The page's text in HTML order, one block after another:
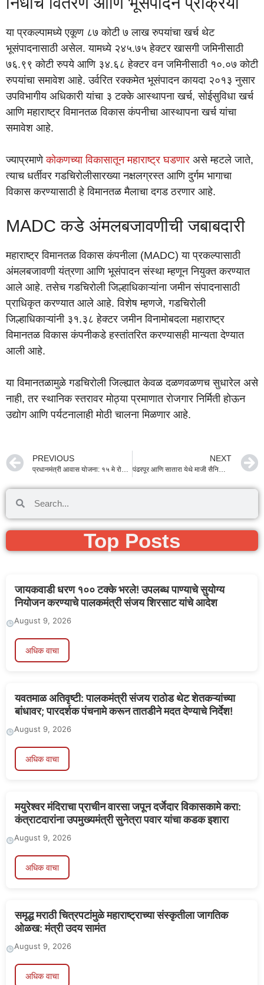
या प्रकल्पामध्ये एकूण ८७ कोटी ७ लाख रुपयांचा खर्च थेट
भूसंपादनासाठी असेल. यामध्ये २४५.७५ हेक्टर खासगी जमिनीसाठी
७६.९९ कोटी रुपये आणि ३४.६८ हेक्टर वन जमिनीसाठी १०.०७ कोटी
रुपयांचा समावेश आहे. उर्वरित रक्कमेत भूसंपादन कायदा २०१३ नुसार
उपविभागीय अधिकारी यांचा ३ टक्के आस्थापना खर्च, सोईसुविधा खर्च
आणि महाराष्ट्र विमानतळ विकास कंपनीचा आस्थापना खर्च यांचा
समावेश आहे.
ज्याप्रमाणेकोकणच्या विकासातून महाराष्ट्र घडणार असे म्हटले जाते,
त्याच धर्तीवर गडचिरोलीसारख्या नक्षलग्रस्त आणि दुर्गम भागाचा
विकास करण्यासाठी हे विमानतळ मैलाचा दगड ठरणार आहे.
MADC कडे अंमलबजावणीची जबाबदारी
महाराष्ट्र विमानतळ विकास कंपनीला (MADC) या प्रकल्पासाठी
अंमलबजावणी यंत्रणा आणि भूसंपादन संस्था म्हणून नियुक्त करण्यात
आले आहे. तसेच गडचिरोली जिल्हाधिकाऱ्यांना जमीन संपादनासाठी
प्राधिकृत करण्यात आले आहे. विशेष म्हणजे, गडचिरोली
जिल्हाधिकाऱ्यांनी ३१.३८ हेक्टर जमीन विनामोबदला महाराष्ट्र
विमानतळ विकास कंपनीकडे हस्तांतरित करण्यासही मान्यता देण्यात
आली आहे.
या विमानतळामुळे गडचिरोली जिल्ह्यात केवळ दळणवळणच सुधारेल असे
नाही, तर स्थानिक स्तरावर मोठ्या प्रमाणात रोजगार निर्मिती होऊन
उद्योग आणि पर्यटनालाही मोठी चालना मिळणार आहे.
PREVIOUS
प्रधानमंत्री आवास योजना: १५ मे रोजी ५ लाख घरांचे लोकार्पण; सातार्‍यात रंगणार भव्य सोहळा
NEXT
पंढरपूर आणि सातारा येथे माजी सैनिकांसाठी भव्य ‘एकात्मिक कल्याण केंद्र’; राज्यपालांची प्रस्तावांना मंजुरी!
Top Posts
जायकवाडी धरण १०० टक्के भरले! उपलब्ध पाण्याचे सुयोग्य
नियोजन करण्याचे पालकमंत्री संजय शिरसाट यांचे आदेश
August 9, 2026
अधिक वाचा
यवतमाळ अतिवृष्टी: पालकमंत्री संजय राठोड थेट शेतकऱ्यांच्या
बांधावर; पारदर्शक पंचनामे करून तातडीने मदत देण्याचे निर्देश!
August 9, 2026
अधिक वाचा
मयुरेश्वर मंदिराचा प्राचीन वारसा जपून दर्जेदार विकासकामे करा:
कंत्राटदारांना उपमुख्यमंत्री सुनेत्रा पवार यांचा कडक इशारा
August 9, 2026
अधिक वाचा
समृद्ध मराठी चित्रपटांमुळे महाराष्ट्राच्या संस्कृतीला जागतिक
ओळख: मंत्री उदय सामंत
August 9, 2026
अधिक वाचा